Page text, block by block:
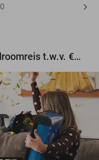
Maak gratis kans op een droomreis t.w.v. €3.000!